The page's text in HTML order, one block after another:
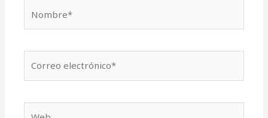
electrónico*